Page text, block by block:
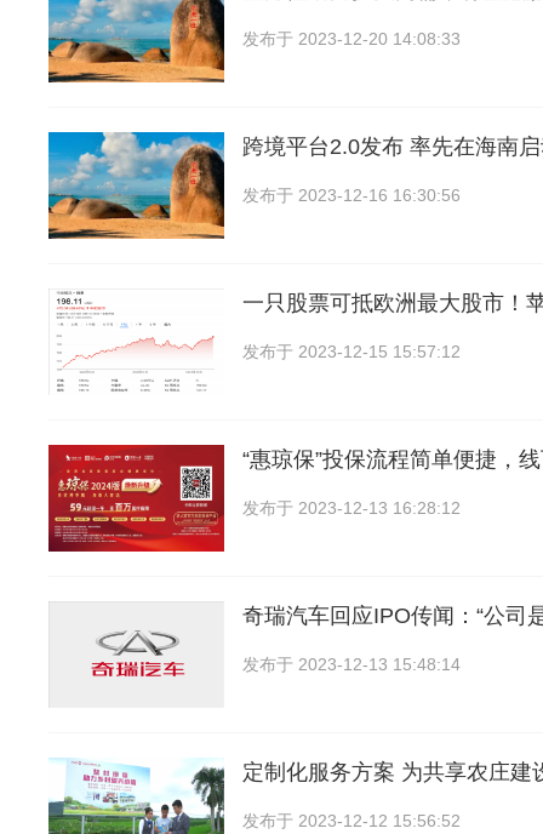
发布于 2023-12-20 14:08:33
跨境平台2.0发布 率先在海南
发布于 2023-12-16 16:30:56
一只股票可抵欧洲最大股市！
发布于 2023-12-15 15:57:12
“惠琼保”投保流程简单便捷，
发布于 2023-12-13 16:28:12
奇瑞汽车回应IPO传闻：“公司
发布于 2023-12-13 15:48:14
定制化服务方案 为共享农庄建
发布于 2023-12-12 15:56:52